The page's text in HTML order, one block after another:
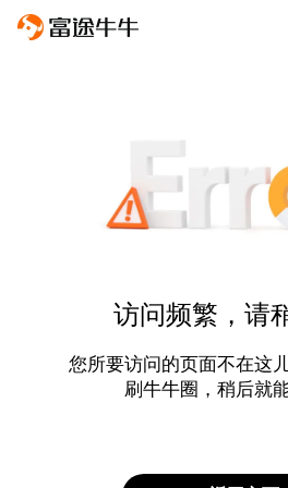
访问频繁，请
您所要访问的页面不在这
刷牛牛圈，稍后就